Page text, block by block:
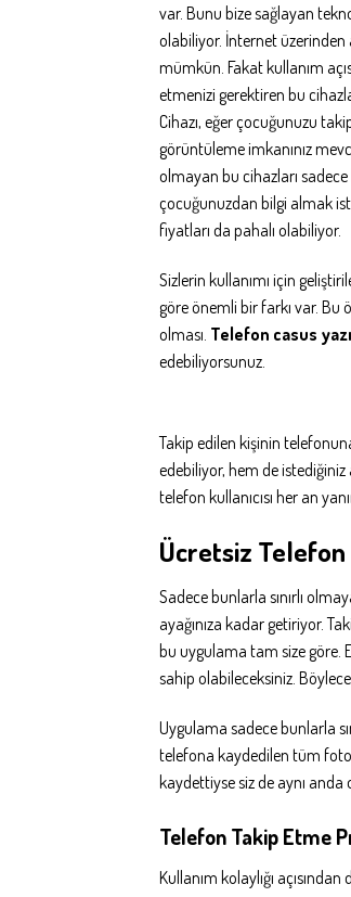
var. Bunu bize sağlayan
olabiliyor. İnternet üzerinden
mümkün. Fakat kullanım
etmenizi gerektiren bu
Cihazı, eğer çocuğunuzu
görüntüleme imkanınız
olmayan bu cihazları
çocuğunuzdan bilgi almak
fiyatları da pahalı olabiliyor.
Sizlerin kullanımı için
göre önemli bir farkı var. Bu
olması. Telefon casus
edebiliyorsunuz.
Takip edilen kişinin
edebiliyor, hem de
telefon kullanıcısı her an
Ücretsiz
Sadece bunlarla sınırlı
ayağınıza kadar getiriyor.
bu uygulama tam size göre.
sahip olabileceksiniz.
Uygulama sadece bunlarla
telefona kaydedilen tüm
kaydettiyse siz de aynı anda
Telefon Takip Etme
Kullanım kolaylığı